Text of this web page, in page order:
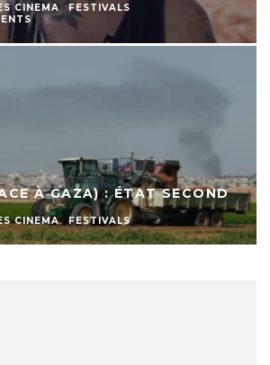
CINEMA
FESTIVALS
À GAZA) : ÉTAT SECOND
CINEMA FESTIVALS